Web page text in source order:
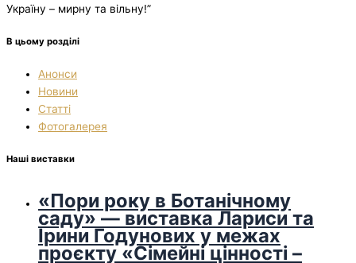
Україну – мирну та вільну!”
В цьому розділі
Анонси
Новини
Статті
Фотогалерея
Наші виставки
«Пори року в Ботанічному
саду» — виставка Лариси та
Ірини Годунових у межах
проєкту «Сімейні цінності –